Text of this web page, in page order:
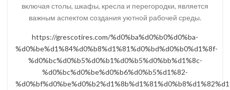
включая столы, шкафы, кресла и перегородки, является
важным аспектом создания уютной рабочей среды.
https://grescotires.com/%d0%ba%d0%b0%d0%ba-
%d0%be%d1%84%d0%b8%d1%81%d0%bd%d0%b0%d1%8f-
%d0%bc%d0%b5%d0%b1%d0%b5%d0%bb%d1%8c-
%d0%bc%d0%be%d0%b6%d0%b5%d1%82-